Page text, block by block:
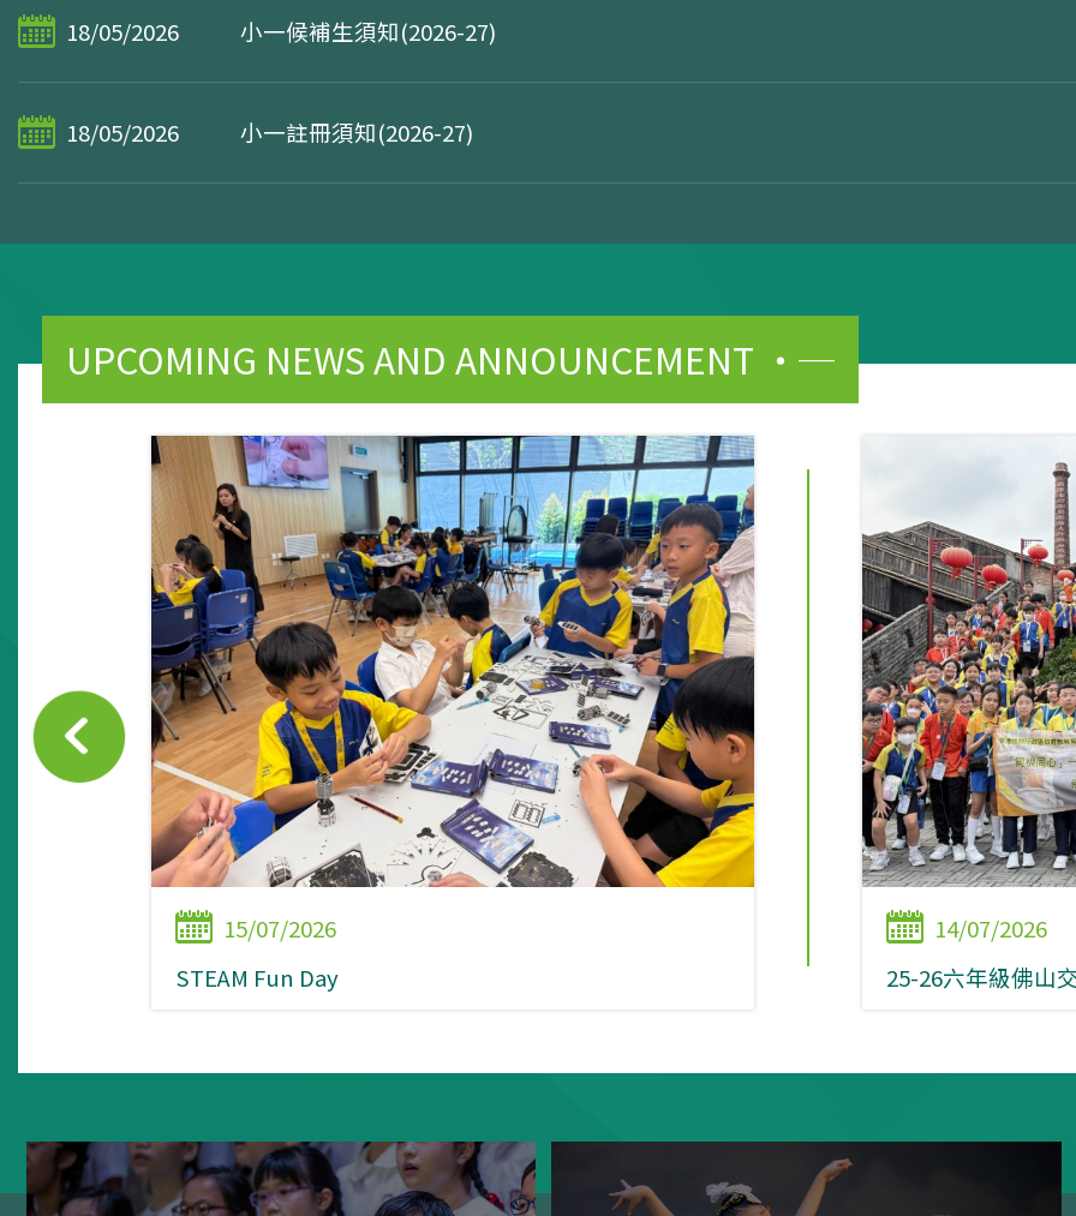
18/05/2026 小一候補生須知(2026-27)
18/05/2026 小一註冊須知(2026-27)
UPCOMING NEWS AND ANNOUNCEMENT
15/07/2026
STEAM Fun Day
14/07/2026
25-26六年級佛山